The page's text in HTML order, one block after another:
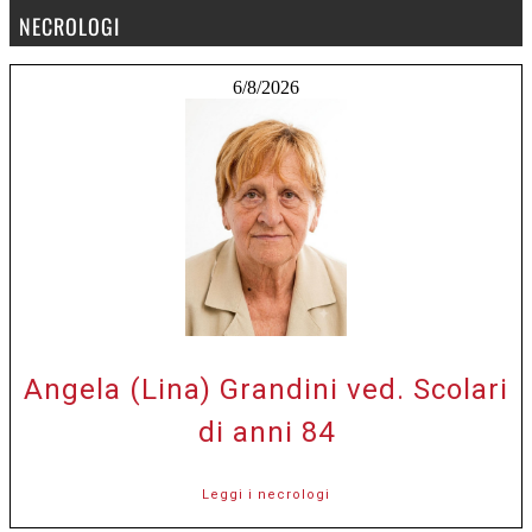
NECROLOGI
6/8/2026
Angela (Lina) Grandini ved. Scolari
di anni 84
Leggi i necrologi